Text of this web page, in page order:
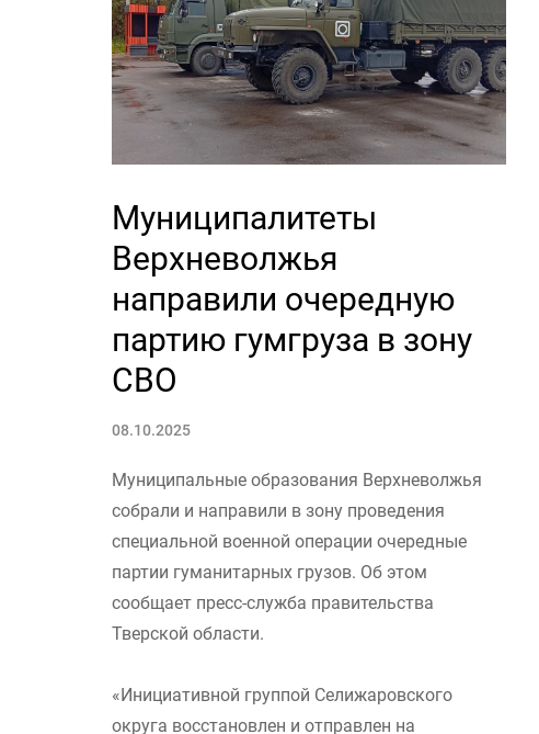
Муниципалитеты
Верхневолжья
направили очередную
партию гумгруза в зону
СВО
08.10.2025
Муниципальные образования Верхневолжья
собрали и направили в зону проведения
специальной военной операции очередные
партии гуманитарных грузов. Об этом
сообщает пресс-служба правительства
Тверской области.
«Инициативной группой Селижаровского
округа восстановлен и отправлен на